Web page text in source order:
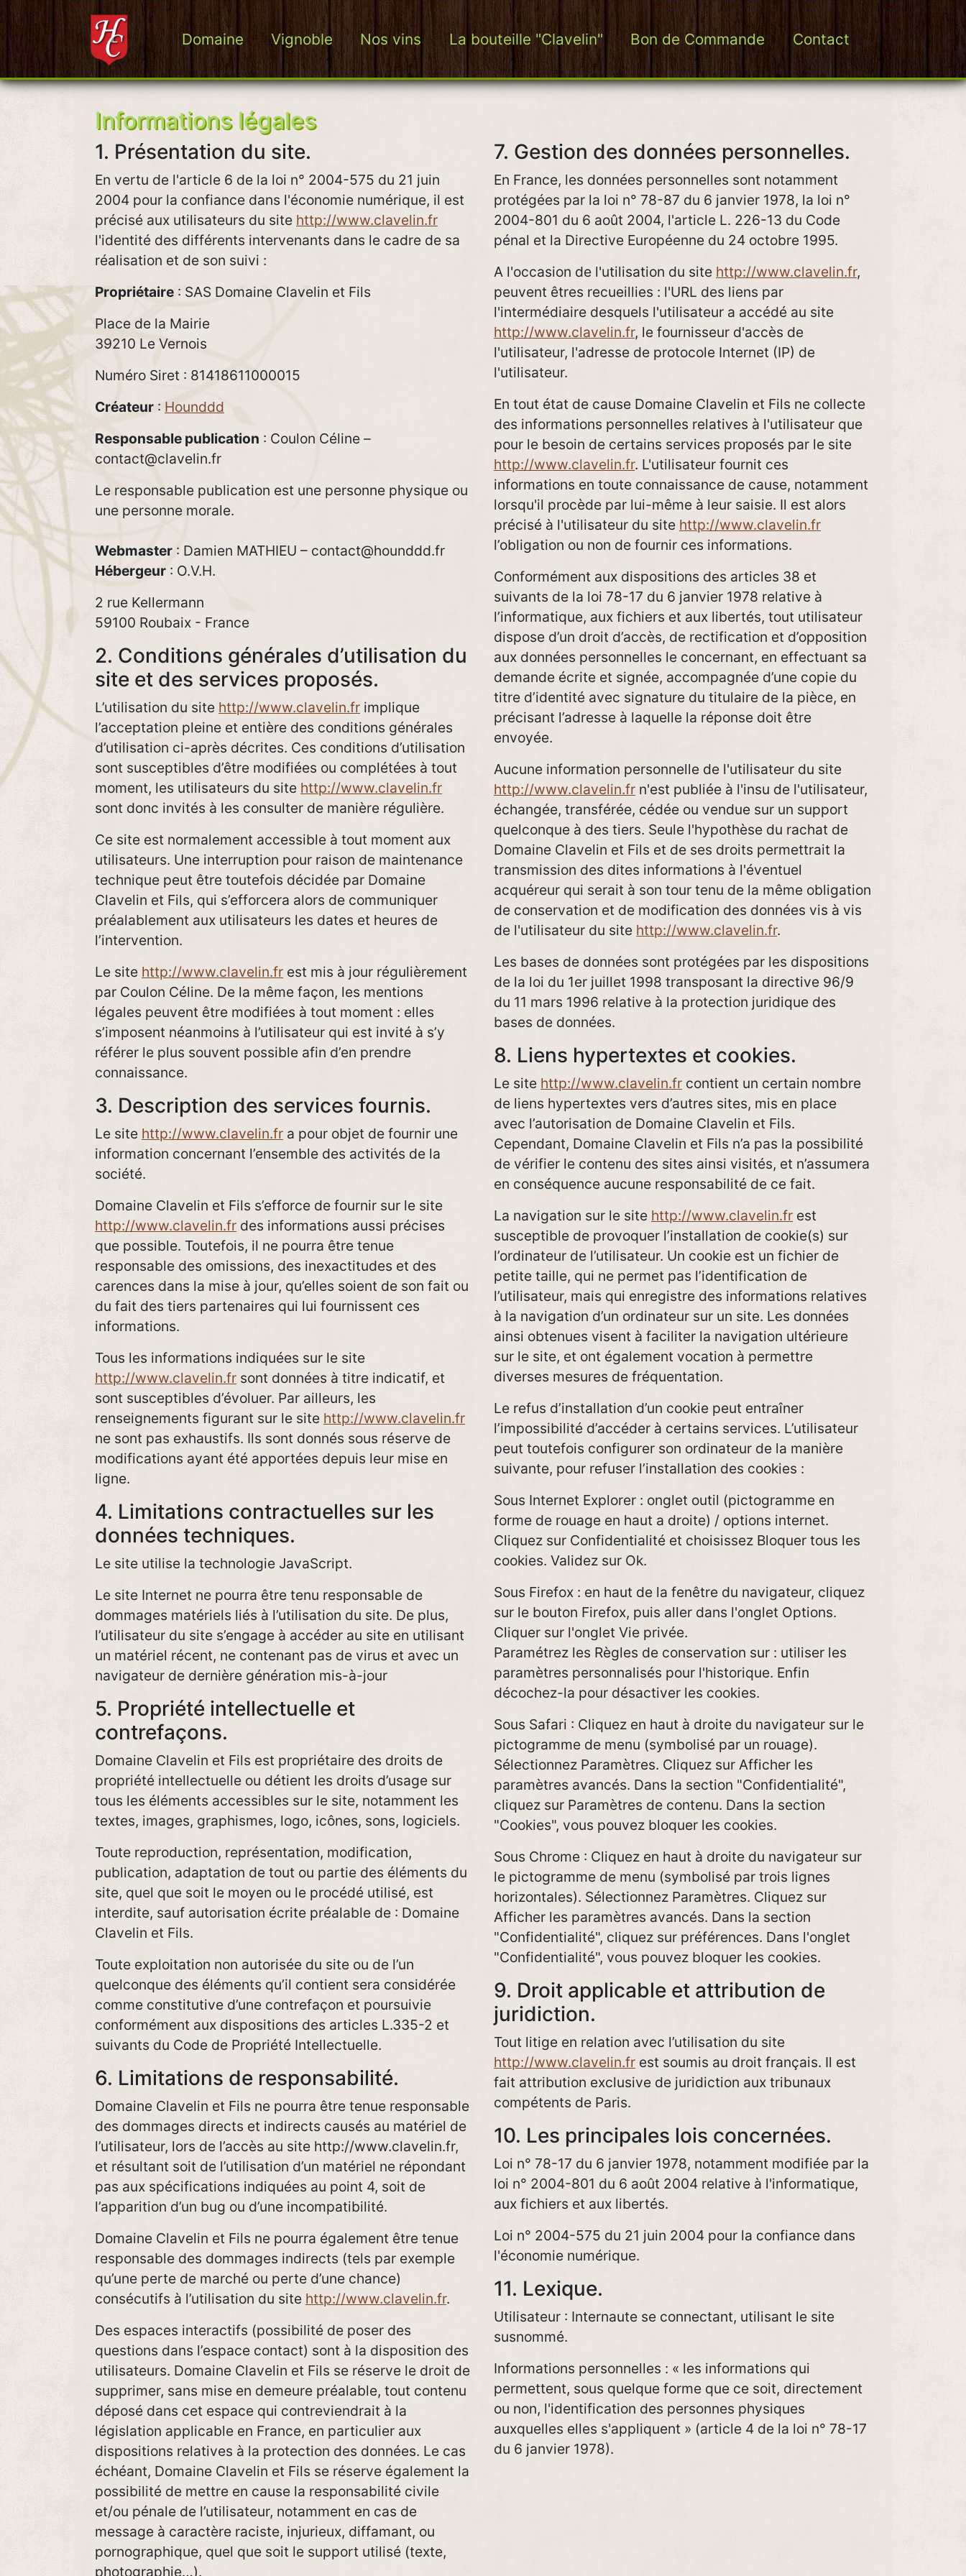
Domaine Hubert Clavelin
Domaine Vignoble Nos vins La bouteille "Clavelin" Bon de Commande Contact
Informations légales
1. Présentation du site.
En vertu de l'article 6 de la loi n° 2004-575 du 21 juin
2004 pour la confiance dans l'économie numérique, il est
précisé aux utilisateurs du site http://www.clavelin.fr
l'identité des différents intervenants dans le cadre de sa
réalisation et de son suivi :
Propriétaire : SAS Domaine Clavelin et Fils
Place de la Mairie
39210 Le Vernois
Numéro Siret : 81418611000015
Créateur : Hounddd
Responsable publication : Coulon Céline –
contact@clavelin.fr
Le responsable publication est une personne physique ou
une personne morale.
Webmaster : Damien MATHIEU – contact@hounddd.fr
Hébergeur : O.V.H.
2 rue Kellermann
59100 Roubaix - France
2. Conditions générales d’utilisation du
site et des services proposés.
L’utilisation du site http://www.clavelin.fr implique
l’acceptation pleine et entière des conditions générales
d’utilisation ci-après décrites. Ces conditions d’utilisation
sont susceptibles d’être modifiées ou complétées à tout
moment, les utilisateurs du site http://www.clavelin.fr
sont donc invités à les consulter de manière régulière.
Ce site est normalement accessible à tout moment aux
utilisateurs. Une interruption pour raison de maintenance
technique peut être toutefois décidée par Domaine
Clavelin et Fils, qui s’efforcera alors de communiquer
préalablement aux utilisateurs les dates et heures de
l’intervention.
Le site http://www.clavelin.fr est mis à jour régulièrement
par Coulon Céline. De la même façon, les mentions
légales peuvent être modifiées à tout moment : elles
s’imposent néanmoins à l’utilisateur qui est invité à s’y
référer le plus souvent possible afin d’en prendre
connaissance.
3. Description des services fournis.
Le site http://www.clavelin.fr a pour objet de fournir une
information concernant l’ensemble des activités de la
société.
Domaine Clavelin et Fils s’efforce de fournir sur le site
http://www.clavelin.fr des informations aussi précises
que possible. Toutefois, il ne pourra être tenue
responsable des omissions, des inexactitudes et des
carences dans la mise à jour, qu’elles soient de son fait ou
du fait des tiers partenaires qui lui fournissent ces
informations.
Tous les informations indiquées sur le site
http://www.clavelin.fr sont données à titre indicatif, et
sont susceptibles d’évoluer. Par ailleurs, les
renseignements figurant sur le site http://www.clavelin.fr
ne sont pas exhaustifs. Ils sont donnés sous réserve de
modifications ayant été apportées depuis leur mise en
ligne.
4. Limitations contractuelles sur les
données techniques.
Le site utilise la technologie JavaScript.
Le site Internet ne pourra être tenu responsable de
dommages matériels liés à l’utilisation du site. De plus,
l’utilisateur du site s’engage à accéder au site en utilisant
un matériel récent, ne contenant pas de virus et avec un
navigateur de dernière génération mis-à-jour
5. Propriété intellectuelle et
contrefaçons.
Domaine Clavelin et Fils est propriétaire des droits de
propriété intellectuelle ou détient les droits d’usage sur
tous les éléments accessibles sur le site, notamment les
textes, images, graphismes, logo, icônes, sons, logiciels.
Toute reproduction, représentation, modification,
publication, adaptation de tout ou partie des éléments du
site, quel que soit le moyen ou le procédé utilisé, est
interdite, sauf autorisation écrite préalable de : Domaine
Clavelin et Fils.
Toute exploitation non autorisée du site ou de l’un
quelconque des éléments qu’il contient sera considérée
comme constitutive d’une contrefaçon et poursuivie
conformément aux dispositions des articles L.335-2 et
suivants du Code de Propriété Intellectuelle.
6. Limitations de responsabilité.
Domaine Clavelin et Fils ne pourra être tenue responsable
des dommages directs et indirects causés au matériel de
l’utilisateur, lors de l’accès au site http://www.clavelin.fr,
et résultant soit de l’utilisation d’un matériel ne répondant
pas aux spécifications indiquées au point 4, soit de
l’apparition d’un bug ou d’une incompatibilité.
Domaine Clavelin et Fils ne pourra également être tenue
responsable des dommages indirects (tels par exemple
qu’une perte de marché ou perte d’une chance)
consécutifs à l’utilisation du site http://www.clavelin.fr.
Des espaces interactifs (possibilité de poser des
questions dans l’espace contact) sont à la disposition des
utilisateurs. Domaine Clavelin et Fils se réserve le droit de
supprimer, sans mise en demeure préalable, tout contenu
déposé dans cet espace qui contreviendrait à la
législation applicable en France, en particulier aux
dispositions relatives à la protection des données. Le cas
échéant, Domaine Clavelin et Fils se réserve également la
possibilité de mettre en cause la responsabilité civile
et/ou pénale de l’utilisateur, notamment en cas de
message à caractère raciste, injurieux, diffamant, ou
pornographique, quel que soit le support utilisé (texte,
photographie…).
7. Gestion des données personnelles.
En France, les données personnelles sont notamment
protégées par la loi n° 78-87 du 6 janvier 1978, la loi n°
2004-801 du 6 août 2004, l'article L. 226-13 du Code
pénal et la Directive Européenne du 24 octobre 1995.
A l'occasion de l'utilisation du site http://www.clavelin.fr,
peuvent êtres recueillies : l'URL des liens par
l'intermédiaire desquels l'utilisateur a accédé au site
http://www.clavelin.fr, le fournisseur d'accès de
l'utilisateur, l'adresse de protocole Internet (IP) de
l'utilisateur.
En tout état de cause Domaine Clavelin et Fils ne collecte
des informations personnelles relatives à l'utilisateur que
pour le besoin de certains services proposés par le site
http://www.clavelin.fr. L'utilisateur fournit ces
informations en toute connaissance de cause, notamment
lorsqu'il procède par lui-même à leur saisie. Il est alors
précisé à l'utilisateur du site http://www.clavelin.fr
l’obligation ou non de fournir ces informations.
Conformément aux dispositions des articles 38 et
suivants de la loi 78-17 du 6 janvier 1978 relative à
l’informatique, aux fichiers et aux libertés, tout utilisateur
dispose d’un droit d’accès, de rectification et d’opposition
aux données personnelles le concernant, en effectuant sa
demande écrite et signée, accompagnée d’une copie du
titre d’identité avec signature du titulaire de la pièce, en
précisant l’adresse à laquelle la réponse doit être
envoyée.
Aucune information personnelle de l'utilisateur du site
http://www.clavelin.fr n'est publiée à l'insu de l'utilisateur,
échangée, transférée, cédée ou vendue sur un support
quelconque à des tiers. Seule l'hypothèse du rachat de
Domaine Clavelin et Fils et de ses droits permettrait la
transmission des dites informations à l'éventuel
acquéreur qui serait à son tour tenu de la même obligation
de conservation et de modification des données vis à vis
de l'utilisateur du site http://www.clavelin.fr.
Les bases de données sont protégées par les dispositions
de la loi du 1er juillet 1998 transposant la directive 96/9
du 11 mars 1996 relative à la protection juridique des
bases de données.
8. Liens hypertextes et cookies.
Le site http://www.clavelin.fr contient un certain nombre
de liens hypertextes vers d’autres sites, mis en place
avec l’autorisation de Domaine Clavelin et Fils.
Cependant, Domaine Clavelin et Fils n’a pas la possibilité
de vérifier le contenu des sites ainsi visités, et n’assumera
en conséquence aucune responsabilité de ce fait.
La navigation sur le site http://www.clavelin.fr est
susceptible de provoquer l’installation de cookie(s) sur
l’ordinateur de l’utilisateur. Un cookie est un fichier de
petite taille, qui ne permet pas l’identification de
l’utilisateur, mais qui enregistre des informations relatives
à la navigation d’un ordinateur sur un site. Les données
ainsi obtenues visent à faciliter la navigation ultérieure
sur le site, et ont également vocation à permettre
diverses mesures de fréquentation.
Le refus d’installation d’un cookie peut entraîner
l’impossibilité d’accéder à certains services. L’utilisateur
peut toutefois configurer son ordinateur de la manière
suivante, pour refuser l’installation des cookies :
Sous Internet Explorer : onglet outil (pictogramme en
forme de rouage en haut a droite) / options internet.
Cliquez sur Confidentialité et choisissez Bloquer tous les
cookies. Validez sur Ok.
Sous Firefox : en haut de la fenêtre du navigateur, cliquez
sur le bouton Firefox, puis aller dans l'onglet Options.
Cliquer sur l'onglet Vie privée.
Paramétrez les Règles de conservation sur : utiliser les
paramètres personnalisés pour l'historique. Enfin
décochez-la pour désactiver les cookies.
Sous Safari : Cliquez en haut à droite du navigateur sur le
pictogramme de menu (symbolisé par un rouage).
Sélectionnez Paramètres. Cliquez sur Afficher les
paramètres avancés. Dans la section "Confidentialité",
cliquez sur Paramètres de contenu. Dans la section
"Cookies", vous pouvez bloquer les cookies.
Sous Chrome : Cliquez en haut à droite du navigateur sur
le pictogramme de menu (symbolisé par trois lignes
horizontales). Sélectionnez Paramètres. Cliquez sur
Afficher les paramètres avancés. Dans la section
"Confidentialité", cliquez sur préférences. Dans l'onglet
"Confidentialité", vous pouvez bloquer les cookies.
9. Droit applicable et attribution de
juridiction.
Tout litige en relation avec l’utilisation du site
http://www.clavelin.fr est soumis au droit français. Il est
fait attribution exclusive de juridiction aux tribunaux
compétents de Paris.
10. Les principales lois concernées.
Loi n° 78-17 du 6 janvier 1978, notamment modifiée par la
loi n° 2004-801 du 6 août 2004 relative à l'informatique,
aux fichiers et aux libertés.
Loi n° 2004-575 du 21 juin 2004 pour la confiance dans
l'économie numérique.
11. Lexique.
Utilisateur : Internaute se connectant, utilisant le site
susnommé.
Informations personnelles : « les informations qui
permettent, sous quelque forme que ce soit, directement
ou non, l'identification des personnes physiques
auxquelles elles s'appliquent » (article 4 de la loi n° 78-17
du 6 janvier 1978).